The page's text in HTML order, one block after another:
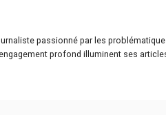
passionné par les
profond illuminent ses